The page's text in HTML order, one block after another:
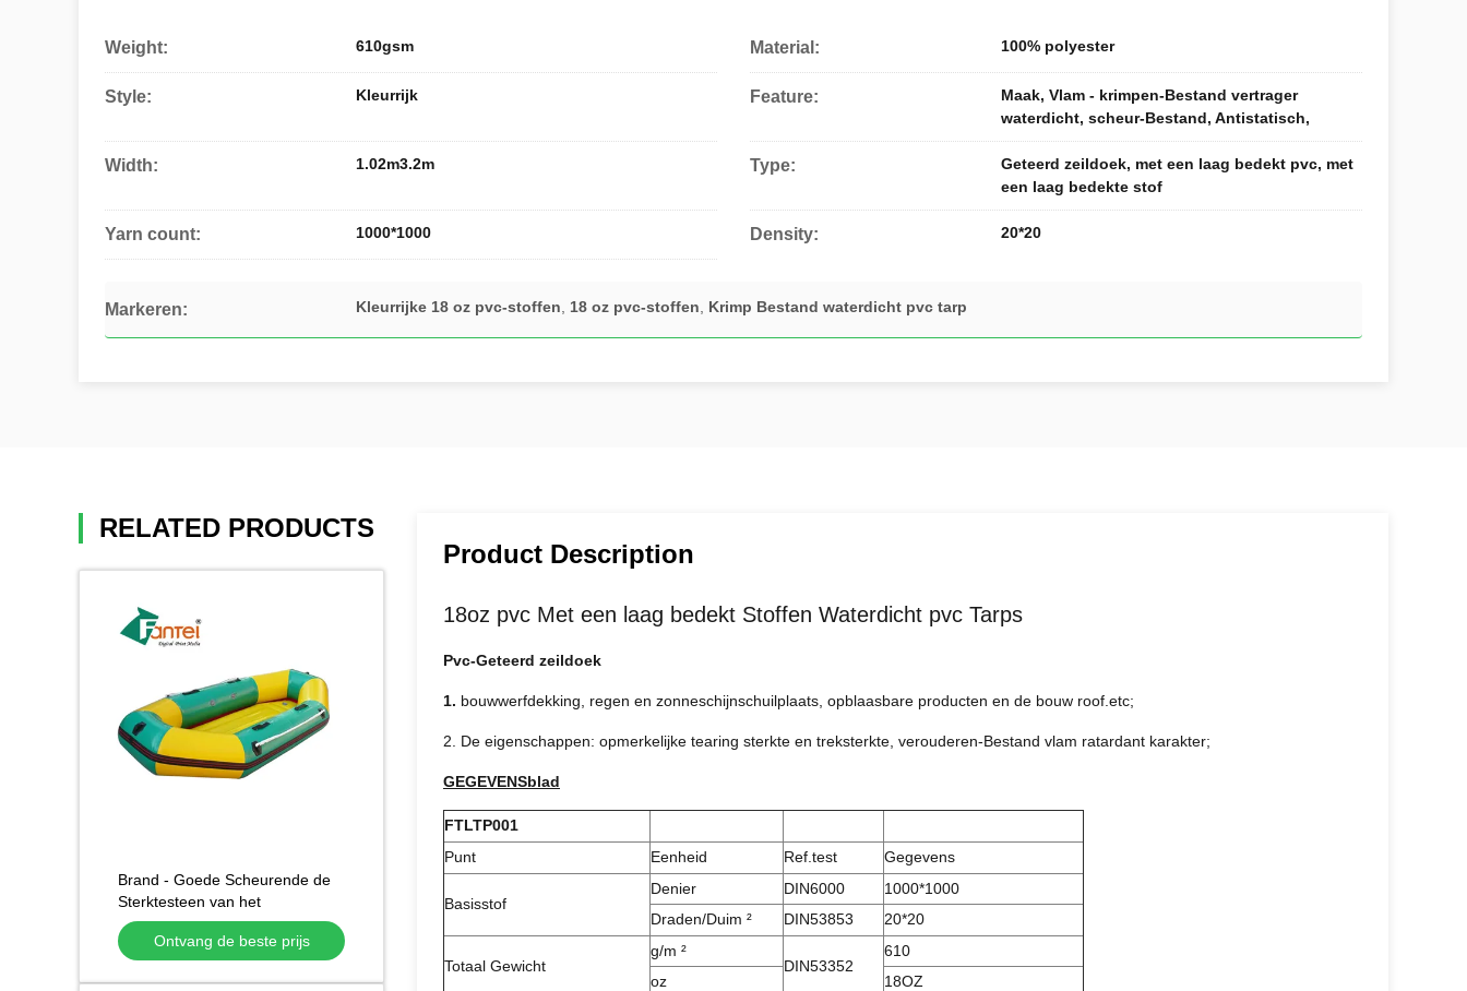
Weight: 610gsm Material: 100% polyester
Style: Kleurrijk Feature:
Maak, Vlam - krimpen-Bestand vertrager
waterdicht, scheur-Bestand, Antistatisch,
Width: 1.02m3.2m Type:
Geteerd zeildoek, met een laag bedekt pvc, met
een laag bedekte stof
Yarn count: 1000*1000 Density: 20*20
Markeren: Kleurrijke 18 oz pvc-stoffen 18 oz pvc-stoffen Krimp Bestand waterdicht pvc tarp
Product Description
18oz pvc Met een laag bedekt Stoffen Waterdicht pvc Tarps
Pvc-Geteerd zeildoek
1. bouwwerfdekking, regen en zonneschijnschuilplaats, opblaasbare producten en de bouw roof.etc;
2. De eigenschappen: opmerkelijke tearing sterkte en treksterkte, verouderen-Bestand vlam ratardant karakter;
GEGEVENSblad
FTLTP001
Punt
Eenheid Ref.test Gegevens
Basisstof
Denier DIN6000
1000*1000
Draden/Duim ²
DIN53853 20*20
Totaal Gewicht
g/m ²
DIN53352
610
oz
18OZ
RELATED PRODUCTS
Brand - Goede Scheurende de
Sterktesteen van het
vertragerspvc Met een laag
bedekte Geteerde zeildoek
Ontvang de beste prijs